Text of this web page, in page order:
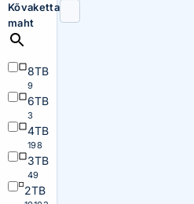
Kõvaketta
maht
8TB
9
6TB
3
4TB
198
3TB
49
2TB